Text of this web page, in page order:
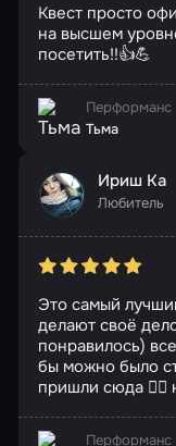
Квест просто
на высшем
посетить!!👍💪
Перформанс
Тьма
Ириш Ка
Любитель
Это самый
делают своё
понравилось)
бы можно было
пришли сюда 👍🏼
Перформанс